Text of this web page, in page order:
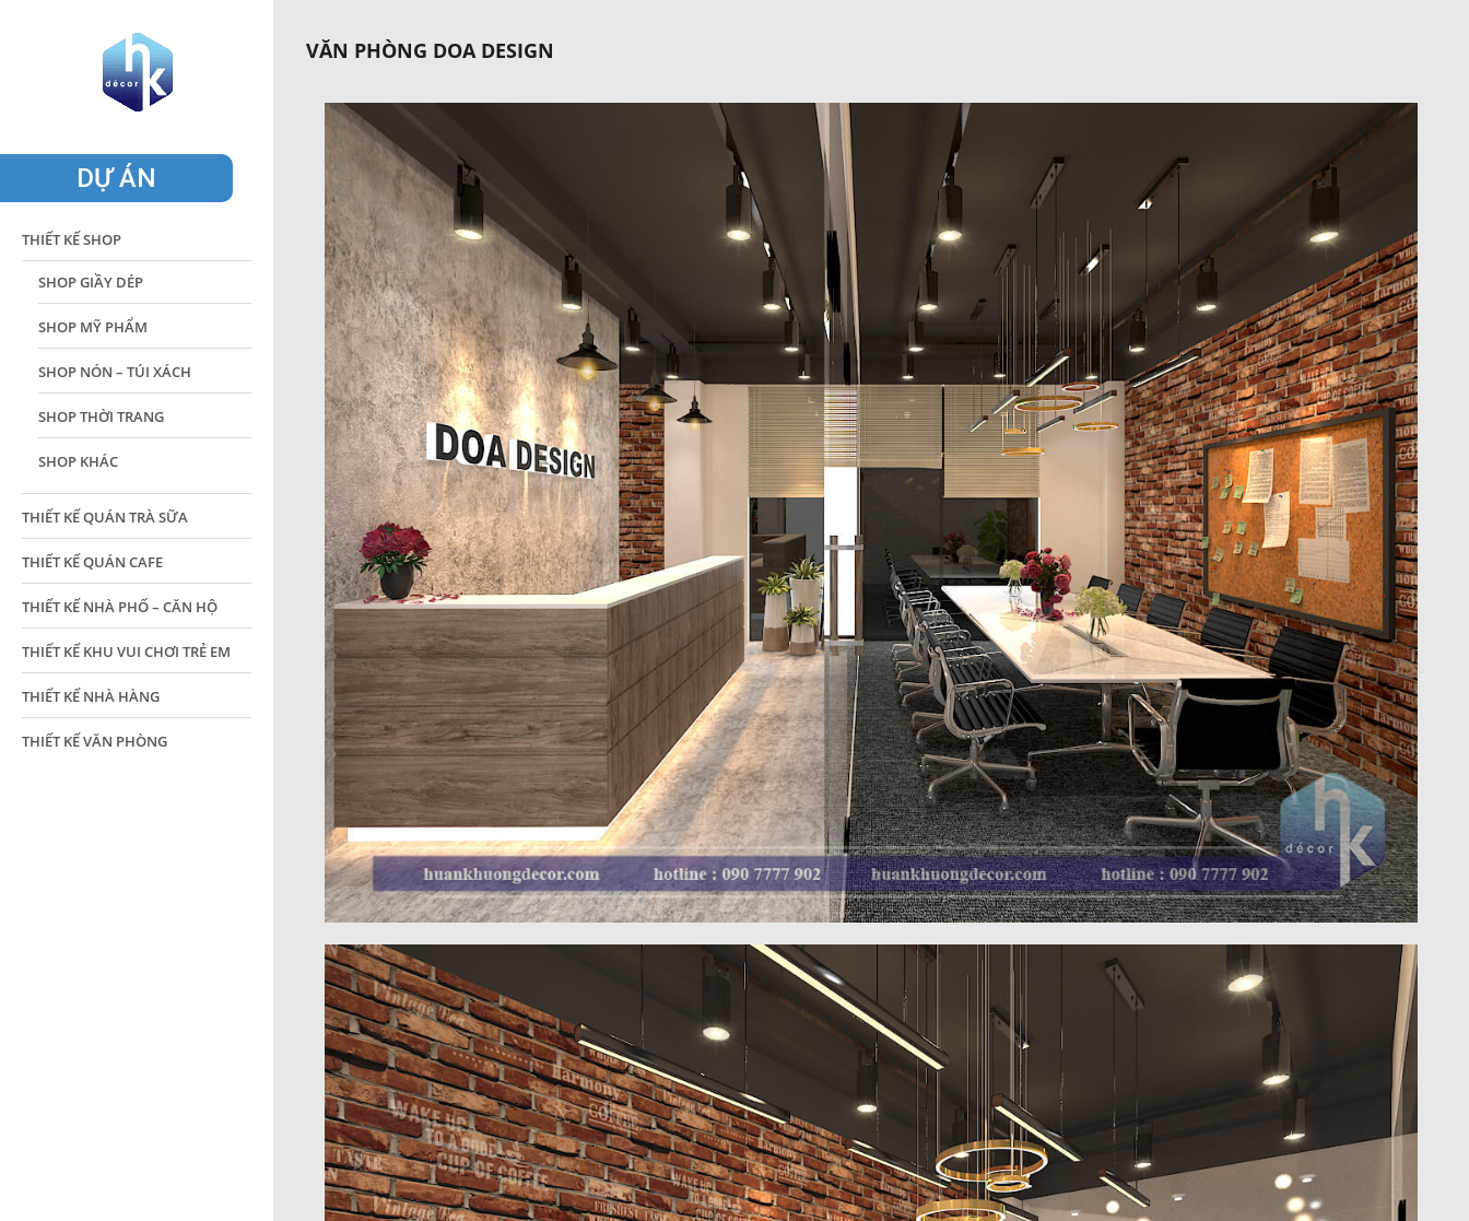
DỰ ÁN
THIẾT KẾ SHOP
SHOP GIẦY DÉP
SHOP MỸ PHẨM
SHOP NÓN – TÚI XÁCH
SHOP THỜI TRANG
SHOP KHÁC
THIẾT KẾ QUÁN TRÀ SỮA
THIẾT KẾ QUÁN CAFE
THIẾT KẾ NHÀ PHỐ – CĂN HỘ
THIẾT KẾ KHU VUI CHƠI TRẺ EM
THIẾT KẾ NHÀ HÀNG
THIẾT KẾ VĂN PHÒNG
VĂN PHÒNG DOA DESIGN